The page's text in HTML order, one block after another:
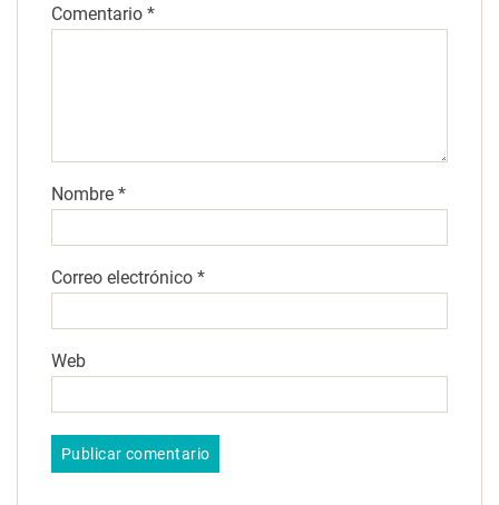
Comentario *
Nombre *
Correo electrónico *
Web